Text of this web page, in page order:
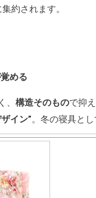
約されます。
める
構造そのもので抑
イン”。冬の寝具とし